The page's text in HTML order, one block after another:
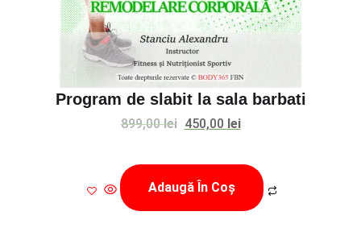
Program de slabit la sala barbati
899,00lei Prețul
a
fost:
899,00 lei.
450,00 leiPrețul
este:
450,00 lei.
Adaugă În Coș